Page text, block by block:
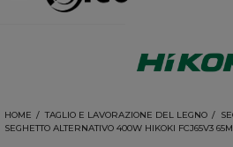
HOME TAGLIO E LAVORAZIONE DEL LEGNO
SEGHETTO ALTERNATIVO 400W HIKOKI FCJ65V3